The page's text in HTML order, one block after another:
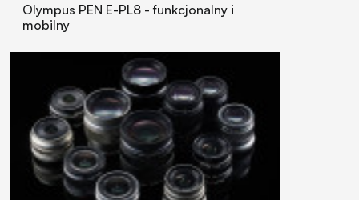
Olympus PEN E-PL8 - funkcjonalny i
mobilny